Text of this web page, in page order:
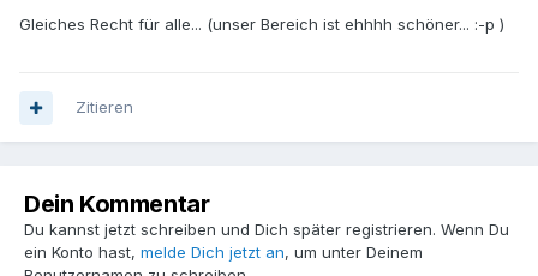
Gleiches Recht für alle... (unser Bereich ist ehhhh schöner... :-p )
Zitieren
Dein Kommentar
Du kannst jetzt schreiben und Dich später registrieren. Wenn Du
ein Konto hast, melde Dich jetzt an, um unter Deinem